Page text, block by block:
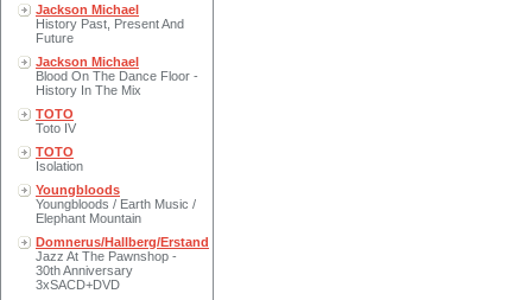
Jackson Michael
History Past, Present And
Future
Jackson Michael
Blood On The Dance Floor -
History In The Mix
TOTO
Toto IV
TOTO
Isolation
Youngbloods
Youngbloods / Earth Music /
Elephant Mountain
Domnerus/Hallberg/Erstand
Jazz At The Pawnshop -
30th Anniversary
3xSACD+DVD